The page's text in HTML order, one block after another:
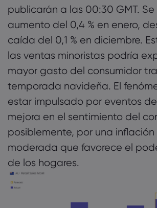
publicarán a las 00:30 GMT.
aumento del 0,4 % en enero,
caída del 0,1 % en diciembre.
las ventas minoristas podría
mayor gasto del consumidor
temporada navideña. El
estar impulsado por eventos
mejora en el sentimiento del
posiblemente, por una inflación
moderada que favorece el
de los hogares.